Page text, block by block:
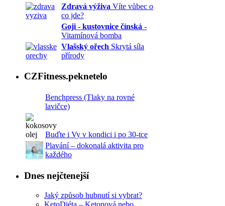
Zdravá výživa Víte vůbec o
co jde?
Goji - kustovnice čínská -
Vitamínová bomba
Vlašský ořech Skrytá síla
přírody
CZFitness.peknetelo
Benchpress (Tlaky na rovné
lavičce)
Buďte i Vy v kondici i po 30-tce
Plavání – dokonalá aktivita pro
každého
Dnes nejčtenejší
Jaký způsob hubnutí si vybrat?
KetoDiéta – Ketonová nebo...